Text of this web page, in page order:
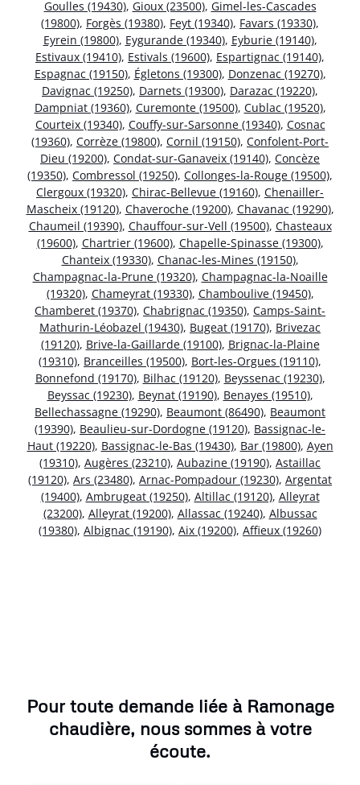
Goulles (19430), Gioux (23500), Gimel-les-Cascades
(19800), Forgès (19380), Feyt (19340), Favars (19330),
Eyrein (19800), Eygurande (19340), Eyburie (19140),
Estivaux (19410), Estivals (19600), Espartignac (19140),
Espagnac (19150), Égletons (19300), Donzenac (19270),
Davignac (19250), Darnets (19300), Darazac (19220),
Dampniat (19360), Curemonte (19500), Cublac (19520),
Courteix (19340), Couffy-sur-Sarsonne (19340), Cosnac
(19360), Corrèze (19800), Cornil (19150), Confolent-Port-
Dieu (19200), Condat-sur-Ganaveix (19140), Concèze
(19350), Combressol (19250), Collonges-la-Rouge (19500),
Clergoux (19320), Chirac-Bellevue (19160), Chenailler-
Mascheix (19120), Chaveroche (19200), Chavanac (19290),
Chaumeil (19390), Chauffour-sur-Vell (19500), Chasteaux
(19600), Chartrier (19600), Chapelle-Spinasse (19300),
Chanteix (19330), Chanac-les-Mines (19150),
Champagnac-la-Prune (19320), Champagnac-la-Noaille
(19320), Chameyrat (19330), Chamboulive (19450),
Chamberet (19370), Chabrignac (19350), Camps-Saint-
Mathurin-Léobazel (19430), Bugeat (19170), Brivezac
(19120), Brive-la-Gaillarde (19100), Brignac-la-Plaine
(19310), Branceilles (19500), Bort-les-Orgues (19110),
Bonnefond (19170), Bilhac (19120), Beyssenac (19230),
Beyssac (19230), Beynat (19190), Benayes (19510),
Bellechassagne (19290), Beaumont (86490), Beaumont
(19390), Beaulieu-sur-Dordogne (19120), Bassignac-le-
Haut (19220), Bassignac-le-Bas (19430), Bar (19800), Ayen
(19310), Augères (23210), Aubazine (19190), Astaillac
(19120), Ars (23480), Arnac-Pompadour (19230), Argentat
(19400), Ambrugeat (19250), Altillac (19120), Alleyrat
(23200), Alleyrat (19200), Allassac (19240), Albussac
(19380), Albignac (19190), Aix (19200), Affieux (19260)
Pour toute demande liée à Ramonage
chaudière, nous sommes à votre
écoute.